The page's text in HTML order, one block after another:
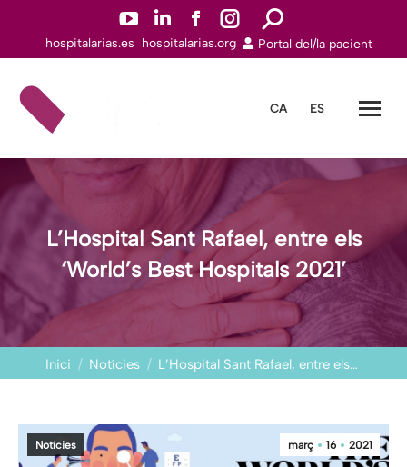
YouTube
page
window
Linkedin
page
window
Facebook
page
window
Instagram
page
window
Search:
hospitalarias.es hospitalarias.org Portal del/la pacient
CA ES
L’Hospital Sant Rafael, entre els
‘World’s Best Hospitals 2021’
You are here:
Inici Notícies L’Hospital Sant Rafael, entre els…
març 16 2021
Notícies